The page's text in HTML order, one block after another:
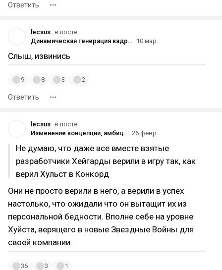
Ответить
lecsus в посте
Динамическая генерация кадров для DLSS 4.5 станет доступна 31 марта — в рамках бета-тестирования 10 мар
Слыш, извинись
9 8 3 2
Ответить
lecsus в посте
Изменение концепции, амбиции на одиночную игру и высокомерие начальства: главное из материала Шрайера о создании и провале Highguard 26 февр
Не думаю, что даже все вместе взятые
разработчики Хейгарды верили в игру так, как
верил Хульст в Конкорд
Они не просто верили в него, а верили в успех
настолько, что ожидали что он вытащит их из
персональной бедности. Вполне себе на уровне
Хуйста, верящего в новые Звездные Войны для
своей компании.
36 3 1